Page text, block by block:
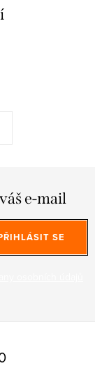
e-mail
SE